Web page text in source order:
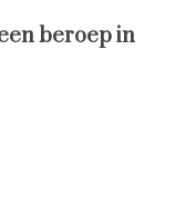
beroep in